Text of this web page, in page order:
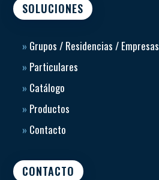
SOLUCIONES
» Grupos / Residencias / Empresas
» Particulares
» Catálogo
» Productos
» Contacto
CONTACTO